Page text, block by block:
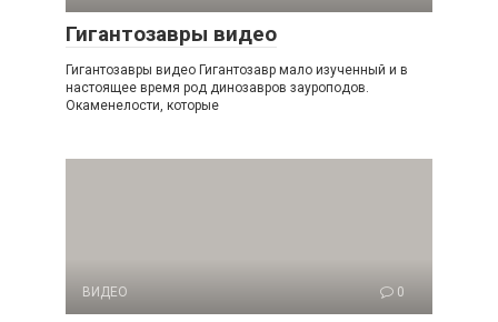
Гигантозавры видео
Гигантозавры видео Гигантозавр мало изученный и в
настоящее время род динозавров зауроподов.
Окаменелости, которые
ВИДЕО 0